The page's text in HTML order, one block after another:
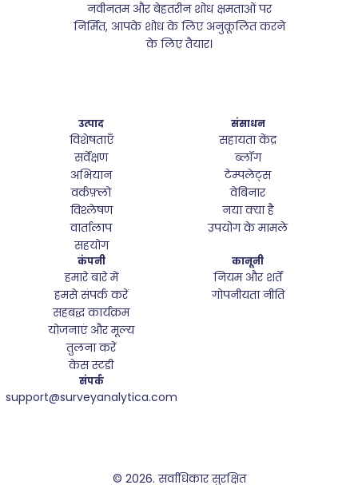
नवीनतम और बेहतरीन शोध क्षमताओं पर
निर्मित, आपके शोध के लिए अनुकूलित करने
के लिए तैयार।
उत्पाद
विशेषताएँ
सर्वेक्षण
अभियान
वर्कफ़्लो
विश्लेषण
वार्तालाप
सहयोग
संसाधन
सहायता केंद्र
ब्लॉग
टेम्पलेट्स
वेबिनार
नया क्या है
उपयोग के मामले
कंपनी
हमारे बारे में
हमसे संपर्क करें
सहबद्ध कार्यक्रम
योजनाएं और मूल्य
तुलना करें
केस स्टडी
कानूनी
नियम और शर्तें
गोपनीयता नीति
संपर्क
support@surveyanalytica.com
© 2026.सर्वाधिकार सुरक्षित